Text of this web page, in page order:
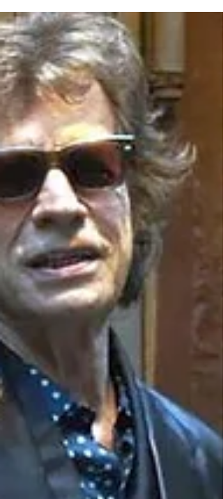
como estrategia de...